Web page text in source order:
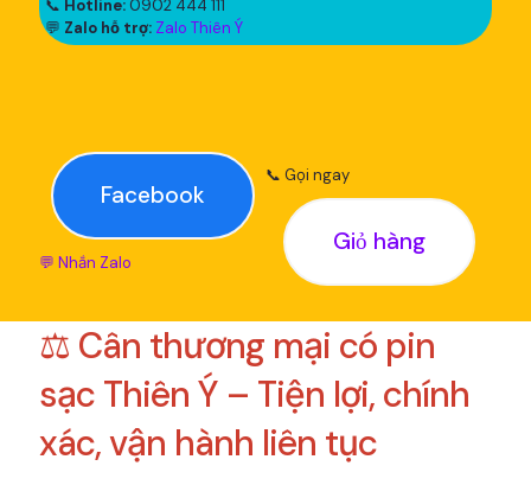
📞 Hotline: 0902 444 111
💬 Zalo hỗ trợ: Zalo Thiên Ý
Facebook
💬 Nhắn Zalo
📞 Gọi ngay
Giỏ hàng
⚖️ Cân thương mại có pin
sạc Thiên Ý – Tiện lợi, chính
xác, vận hành liên tục